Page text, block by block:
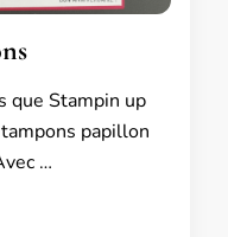
que Stampin up
papillon
…